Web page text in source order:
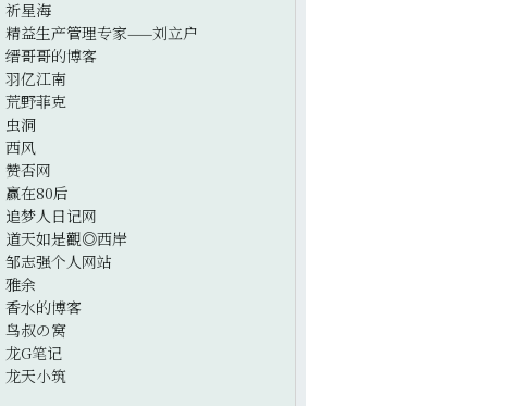
祈星海
精益生产管理专家——刘立户
缙哥哥的博客
羽亿江南
荒野菲克
虫洞
西风
赞否网
赢在80后
追梦人日记网
道天如是觀◎西岸
邹志强个人网站
雅余
香水的博客
鸟叔の窝
龙G笔记
龙天小筑